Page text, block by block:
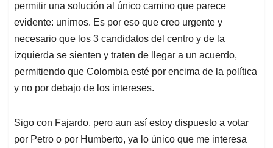
permitir una solución al único camino que parece
evidente: unirnos. Es por eso que creo urgente y
necesario que los 3 candidatos del centro y de la
izquierda se sienten y traten de llegar a un acuerdo,
permitiendo que Colombia esté por encima de la política
y no por debajo de los intereses.
Sigo con Fajardo, pero aun así estoy dispuesto a votar
por Petro o por Humberto, ya lo único que me interesa